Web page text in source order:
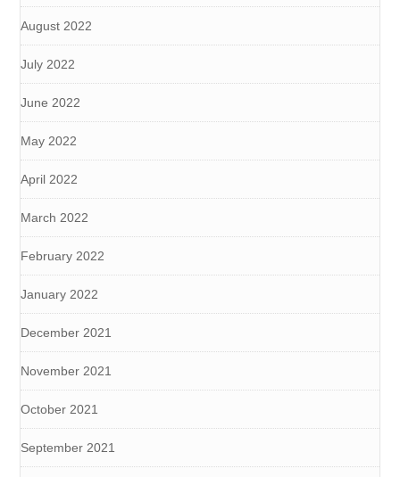
August 2022
July 2022
June 2022
May 2022
April 2022
March 2022
February 2022
January 2022
December 2021
November 2021
October 2021
September 2021